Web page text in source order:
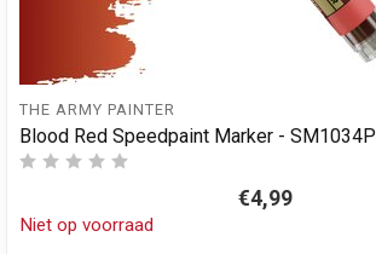
THE ARMY PAINTER
Blood Red Speedpaint Marker - SM1034P
€4,99
Niet op voorraad